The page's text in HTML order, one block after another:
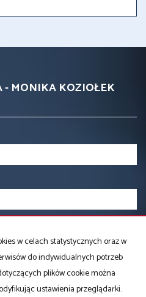
- MONIKA KOZIOŁEK
w celach statystycznych oraz w
do indywidualnych potrzeb
plików cookie można
ustawienia przeglądarki.